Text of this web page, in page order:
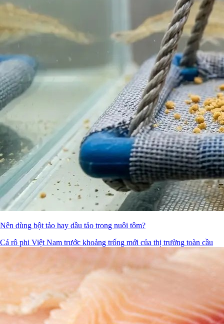
Nên dùng bột tảo hay dầu tảo trong nuôi tôm?
Cá rô phi Việt Nam trước khoảng trống mới của thị trường toàn cầu